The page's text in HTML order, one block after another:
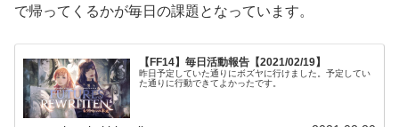
で帰ってくるかが毎日の課題となっています。
【FF14】毎日活動報告【2021/02/19】
昨日予定していた通りにボズヤに行けました。予定してい
た通りに行動できてよかったです。